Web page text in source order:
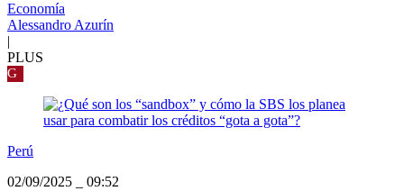
Economía
Alessandro Azurín
PLUS
G
Perú
02/09/2025
09:52